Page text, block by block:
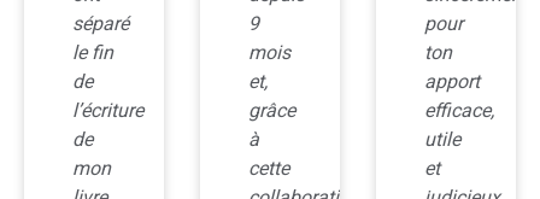
séparé
le fin
de
l’écriture
de
mon
9
mois
et,
grâce
à
cette
pour
ton
apport
efficace,
utile
et